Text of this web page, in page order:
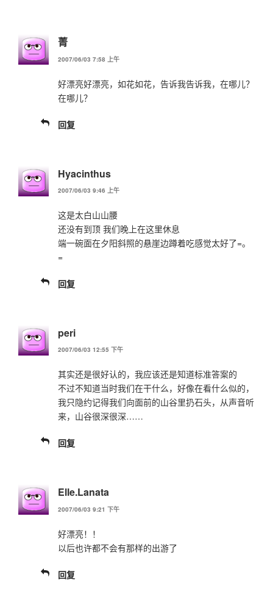
菁
2007/06/03 7:58 上午
好漂亮好漂亮，如花如花，告诉我告诉我，在哪儿？
在哪儿？
回复
Hyacinthus
2007/06/03 9:46 上午
这是太白山山腰
还没有到顶 我们晚上在这里休息
端一碗面在夕阳斜照的悬崖边蹲着吃感觉太好了=。
=
回复
peri
2007/06/03 12:55 下午
其实还是很好认的，我应该还是知道标准答案的
不过不知道当时我们在干什么，好像在看什么似的，
我只隐约记得我们向面前的山谷里扔石头，从声音听
来，山谷很深很深……
回复
Elle.Lanata
2007/06/03 9:21 下午
好漂亮！！
以后也许都不会有那样的出游了
回复